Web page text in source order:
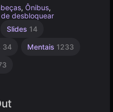
, Ônibus,
desbloquear
Slides 14
34 Mentais 1233